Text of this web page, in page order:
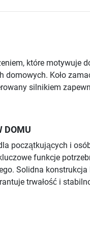
które motywuje
domowych. Koło
silnikiem
DOMU
początkujących i
funkcje
Solidna konstrukcja
trwałość i